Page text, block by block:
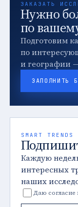
ЗАКАЗАТЬ
Нужно
по
Подготовим
по
и географии
ЗАПОЛНИТЬ
SMART TRENDS
Каждую
интересных
наших
Даю согласие